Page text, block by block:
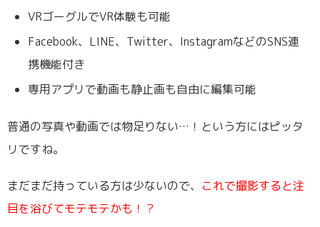
VRゴーグルでVR体験も可能
Facebook、LINE、Twitter、InstagramなどのSNS連
携機能付き
専用アプリで動画も静止画も自由に編集可能
普通の写真や動画では物足りない…！という方にはピッタ
リですね。
まだまだ持っている方は少ないので、 これで撮影すると注
目を浴びてモテモテかも！？